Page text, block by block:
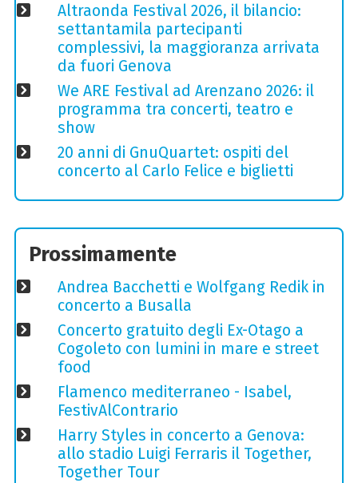
Altraonda Festival 2026, il bilancio:
settantamila partecipanti
complessivi, la maggioranza arrivata
da fuori Genova
We ARE Festival ad Arenzano 2026: il
programma tra concerti, teatro e
show
20 anni di GnuQuartet: ospiti del
concerto al Carlo Felice e biglietti
Prossimamente
Andrea Bacchetti e Wolfgang Redik in
concerto a Busalla
Concerto gratuito degli Ex-Otago a
Cogoleto con lumini in mare e street
food
Flamenco mediterraneo - Isabel,
FestivAlContrario
Harry Styles in concerto a Genova:
allo stadio Luigi Ferraris il Together,
Together Tour